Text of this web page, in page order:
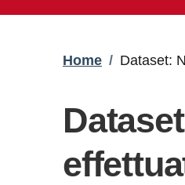
Briciole
Home / Dataset: